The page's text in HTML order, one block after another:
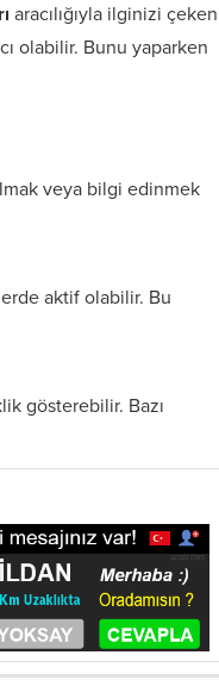
aracılığıyla ilginizi çeken
olabilir. Bunu yaparken
veya bilgi edinmek
aktif olabilir. Bu
gösterebilir. Bazı